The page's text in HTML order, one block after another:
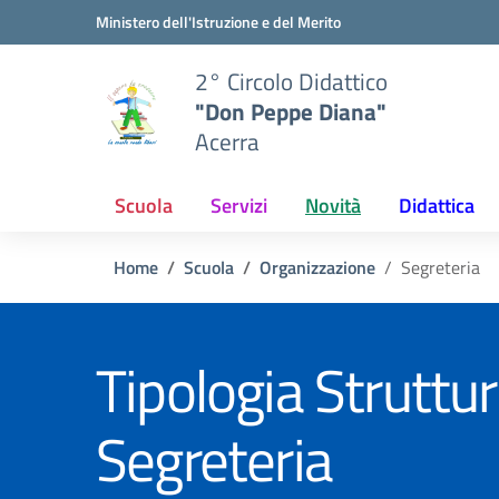
Vai ai contenuti
Vai al menu di navigazioneMinistero dell'Istruzione e del Merito
2° Circolo Didattico
"Don Peppe Diana"
Acerra
Scuola Servizi Novità Didattica
Home Scuola Organizzazione Segreteria
Tipologia
Segreteria